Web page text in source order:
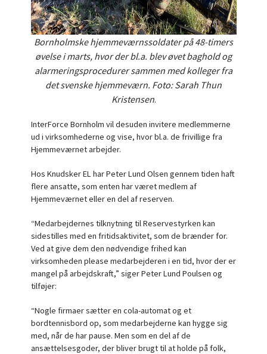
Bornholmske hjemmeværnssoldater på 48-timers
øvelse i marts, hvor der bl.a. blev øvet baghold og
alarmeringsprocedurer sammen med kolleger fra
det svenske hjemmeværn. Foto: Sarah Thun
Kristensen.
InterForce Bornholm vil desuden invitere medlemmerne
ud i virksomhederne og vise, hvor bl.a. de frivillige fra
Hjemmeværnet arbejder.
Hos Knudsker EL har Peter Lund Olsen gennem tiden haft
flere ansatte, som enten har været medlem af
Hjemmeværnet eller en del af reserven.
“Medarbejdernes tilknytning til Reservestyrken kan
sidestilles med en fritidsaktivitet, som de brænder for.
Ved at give dem den nødvendige frihed kan
virksomheden please medarbejderen i en tid, hvor der er
mangel på arbejdskraft,” siger Peter Lund Poulsen og
tilføjer:
“Nogle firmaer sætter en cola-automat og et
bordtennisbord op, som medarbejderne kan hygge sig
med, når de har pause. Men som en del af de
ansættelsesgoder, der bliver brugt til at holde på folk,